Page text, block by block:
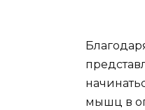
мышц в